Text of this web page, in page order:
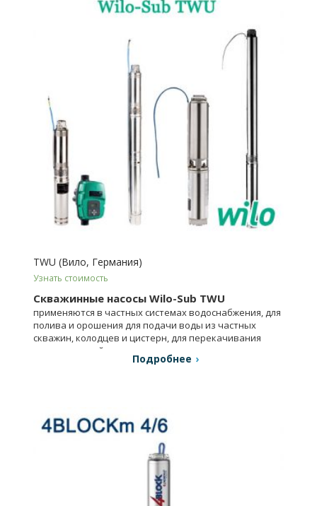
TWU (Вило, Германия)
Узнать стоимость
Скважинные насосы Wilo-Sub TWU
применяются в частных системах водоснабжения, для
полива и орошения для подачи воды из частных
скважин, колодцев и цистерн, для перекачивания
воды примесей.
Подробнее